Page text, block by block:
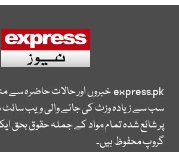
express.pkخبروں اور حالات حاضرہ سے
سب سے زیادہ وزٹ کی جانے والی ویب
پر شائع شدہ تمام مواد کے جملہ حقوق بحق
گروپ محفوظ ہیں۔